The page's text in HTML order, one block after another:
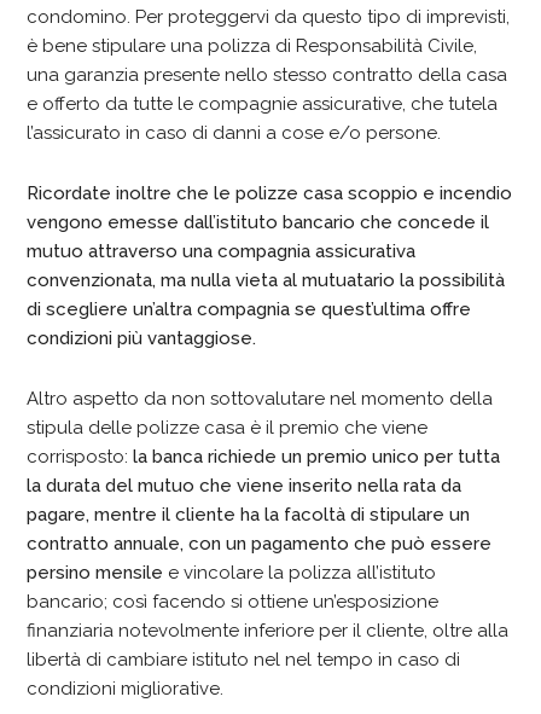
condomino. Per proteggervi da questo tipo di imprevisti,
è bene stipulare una polizza di Responsabilità Civile,
una garanzia presente nello stesso contratto della casa
e offerto da tutte le compagnie assicurative, che tutela
l’assicurato in caso di danni a cose e/o persone.
Ricordate inoltre che le polizze casa scoppio e incendio
vengono emesse dall’istituto bancario che concede il
mutuo attraverso una compagnia assicurativa
convenzionata, ma nulla vieta al mutuatario la possibilità
di scegliere un’altra compagnia se quest’ultima offre
condizioni più vantaggiose.
Altro aspetto da non sottovalutare nel momento della
stipula delle polizze casa è il premio che viene
corrisposto:la banca richiede un premio unico per tutta
la durata del mutuo che viene inserito nella rata da
pagare, mentre il cliente ha la facoltà di stipulare un
contratto annuale, con un pagamento che può essere
persino mensile e vincolare la polizza all’istituto
bancario; così facendo si ottiene un’esposizione
finanziaria notevolmente inferiore per il cliente, oltre alla
libertà di cambiare istituto nel nel tempo in caso di
condizioni migliorative.